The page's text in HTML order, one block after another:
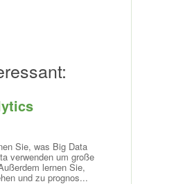
Sie, was Big Data
verwenden um große
lernen Sie,
und zu prognos...